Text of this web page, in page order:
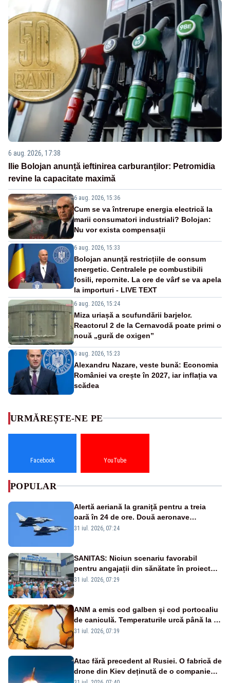
6 aug. 2026, 17:38
Ilie Bolojan anunță ieftinirea carburanților: Petromidia
revine la capacitate maximă
6 aug. 2026, 15:36
Cum se va întrerupe energia electrică la
marii consumatori industriali? Bolojan:
Nu vor exista compensații
6 aug. 2026, 15:33
Bolojan anunță restricțiile de consum
energetic. Centralele pe combustibili
fosili, repornite. La ore de vârf se va apela
la importuri - LIVE TEXT
6 aug. 2026, 15:24
Miza uriașă a scufundării barjelor.
Reactorul 2 de la Cernavodă poate primi o
nouă „gură de oxigen”
6 aug. 2026, 15:23
Alexandru Nazare, veste bună: Economia
României va crește în 2027, iar inflația va
scădea
URMĂREȘTE-NE PE
Facebook YouTube
POPULAR
Alertă aeriană la graniță pentru a treia
oară în 24 de ore. Două aeronave
Eurofighter britanice au fost ridicate de la
31 iul. 2026, 07:24
SANITAS: Niciun scenariu favorabil
pentru angajații din sănătate în proiectul
Legii salarizării
31 iul. 2026, 07:29
ANM a emis cod galben și cod portocaliu
de caniculă. Temperaturile urcă până la 38
de grade, iar nopțile devin tropicale
31 iul. 2026, 07:39
Atac fără precedent al Rusiei. O fabrică de
drone din Kiev deținută de o companie
americană, distrusă de o rachetă